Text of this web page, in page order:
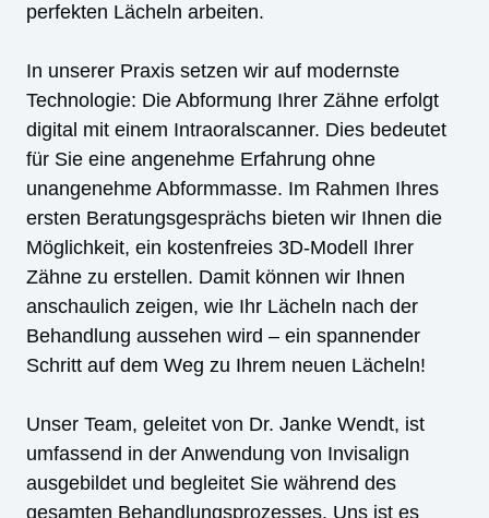
perfekten Lächeln arbeiten.
In unserer Praxis setzen wir auf modernste
Technologie: Die Abformung Ihrer Zähne erfolgt
digital mit einem Intraoralscanner. Dies bedeutet
für Sie eine angenehme Erfahrung ohne
unangenehme Abformmasse. Im Rahmen Ihres
ersten Beratungsgesprächs bieten wir Ihnen die
Möglichkeit, ein kostenfreies 3D-Modell Ihrer
Zähne zu erstellen. Damit können wir Ihnen
anschaulich zeigen, wie Ihr Lächeln nach der
Behandlung aussehen wird – ein spannender
Schritt auf dem Weg zu Ihrem neuen Lächeln!
Unser Team, geleitet von Dr. Janke Wendt, ist
umfassend in der Anwendung von Invisalign
ausgebildet und begleitet Sie während des
gesamten Behandlungsprozesses. Uns ist es